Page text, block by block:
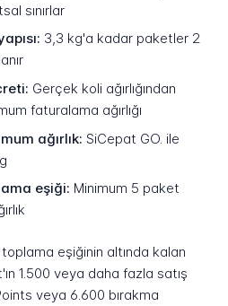
sınırlar
3,3 kg'a kadar paketler 2
Gerçek koli ağırlığından
faturalama ağırlığı
ağırlık: SiCepat GO. ile
eşiği: Minimum 5 paket
eşiğinin altında kalan
1.500 veya daha fazla satış
veya 6.600 bırakma